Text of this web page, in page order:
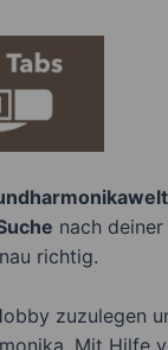
nach
richtig.
zuzulegen